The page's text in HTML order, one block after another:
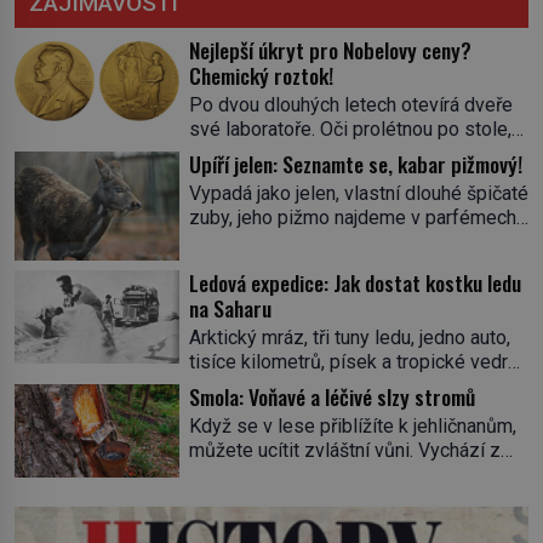
Nejlepší úkryt pro Nobelovy ceny?
Chemický roztok!
Po dvou dlouhých letech otevírá dveře
své laboratoře. Oči prolétnou po stole,
aby pak ulpěly na regálu, kde se nachází
všemožné látky. Hledá žluto-oranžovou
tekutinu, jakmile ji zahlédne, nesmírně
se mu uleví. Teď může svůj plán
skrývá směs s názvem lučavka
královská. Svůj přídomek nemá pro nic
za nic, […]
Upíří jelen: Seznamte se, kabar pižmový!
Vypadá jako jelen, vlastní dlouhé špičaté
zuby, jeho pižmo najdeme v parfémech
jediného zástupce zvířecí říše – kabara
pižmového. V Evropě ho jako první
popíše švédský botanik Carl Linné
(1707–1778), jenže v Asii o něm ví už
celá staletí. Zvíře připomíná jelena,
v kohoutku dosahuje […]
Ledová expedice: Jak dostat kostku ledu
na Saharu
Arktický mráz, tři tuny ledu, jedno auto,
tisíce kilometrů, písek a tropické vedro.
To je ve zkratce zdánlivě nesplnitelná
výzva, která se promění v úžasné
dobrodružství a důkaz, že nic není
nemožné. Vše začíná na podzim 1958
neobvyklou výzvou. Tomu, kdo dokáže
dopravit ze severního polárního kruhu
Smola: Voňavé a léčivé slzy stromů
Když se v lese přiblížíte k jehličnanům,
můžete ucítit zvláštní vůni. Vychází z
právě v ní je síla stromu. Smola také